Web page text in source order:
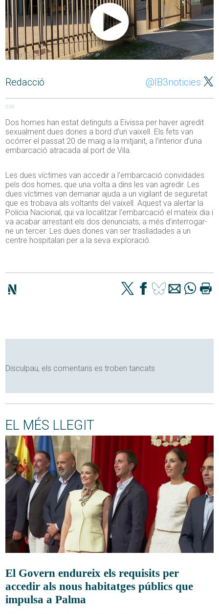
Redacció @IB3noticies
200
Dos homes han estat detinguts a Eivissa per haver agredit
sexualment dues dones a bord d’un vaixell. Els fets van
ocórrer el passat 20 de maig a la mitjanit, a l’interior d’una
embarcació atracada al port de Vila.
Les dues víctimes van accedir a l’embarcació convidades
pels dos homes, que una volta a dins les van agredir. Les
dues víctimes van demanar ajuda a un vigilant de seguretat
que es trobava als voltants del vaixell. Aquest va alertar la
Policia Nacional, qui va localitzar l’embarcació el mateix dia i
va acabar arrestant els dos denunciats, a més d’interrogar-
ne un tercer. Les dues dones van ser traslladades a un
centre hospitalari per a la seva exploració.
Disculpau, els comentaris es troben tancats
EL MÉS LLEGIT
El Govern endureix els requisits per
accedir als nous habitatges públics que
impulsa a Palma